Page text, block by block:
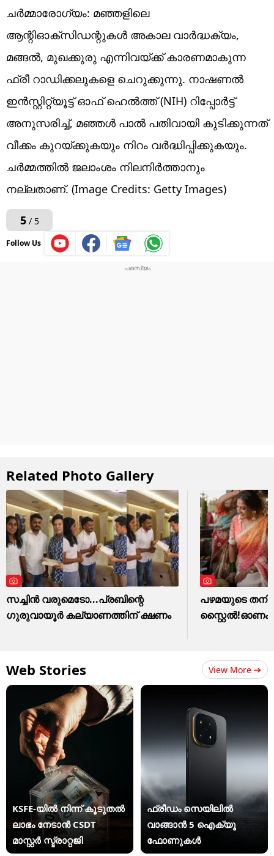
ചർമ്മാരോഗ്യം: മഞ്ഞളിലെ
ആന്റിഓക്‌സിഡന്റുകൾ അകാല വാർദ്ധക്യം,
മങ്ങൽ, മുഖക്കുരു എന്നിവയ്ക്ക് കാരണമാകുന്ന
ഫ്രീ റാഡിക്കലുകളെ ചെറുക്കുന്നു. നാഷണൽ
ഇൻസ്റ്റിറ്റ്യൂട്ട് ഓഫ് ഹെൽത്ത് (NIH) റിപ്പോർട്ട്
അനുസരിച്ച്, മഞ്ഞൾ പാൽ പതിവായി കുടിക്കുന്നത്
വീക്കം കുറയ്ക്കുകയും നിറം വർദ്ധിപ്പിക്കുകയും.
ചർമ്മത്തിൽ ജലാംശം നിലനിർത്താനും
നല്ലതാണ്. (Image Credits: Getty Images)
5/ 5
Related Photo Gallery
സച്ചിന്‍ വരുമെടോ...പ്രബിന്റെ
പഴമയുടെ
Web Stories
KSFE-യില്‍ നിന്ന് കൂടുതല്‍
ലാഭം നേടാന്‍ CSDT
ഫ്രീഡം സെയിലിൽ
വാങ്ങാൻ 5 ഐക്യൂ